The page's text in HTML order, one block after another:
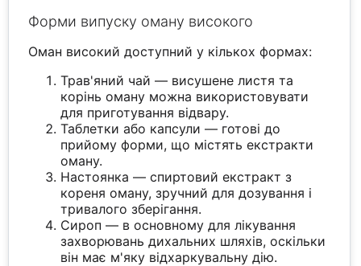
Форми випуску оману високого
Оман високий доступний у кількох формах:
Трав'яний чай — висушене листя та
корінь оману можна використовувати
для приготування відвару.
Таблетки або капсули — готові до
прийому форми, що містять екстракти
оману.
Настоянка — спиртовий екстракт з
кореня оману, зручний для дозування і
тривалого зберігання.
Сироп — в основному для лікування
захворювань дихальних шляхів, оскільки
він має м'яку відхаркувальну дію.